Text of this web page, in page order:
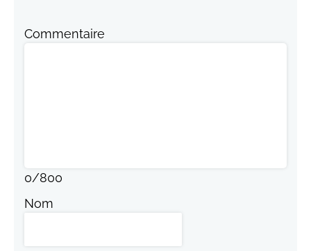
Commentaire
0/800
Nom